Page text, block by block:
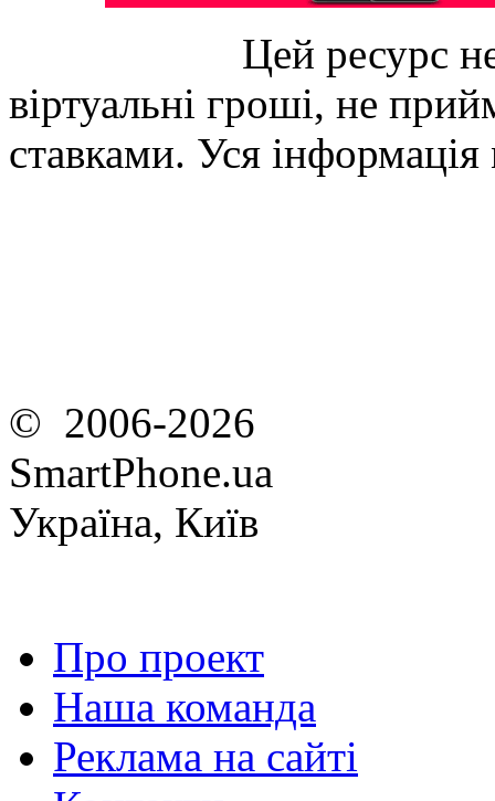
Цей ресурс
віртуальні гроші, не
ставками. Уся
© 2006-2026
SmartPhone.ua
Україна, Київ
Про проект
Наша команда
Реклама на сайті